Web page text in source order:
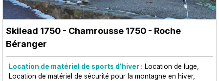
Skilead 1750 - Chamrousse 1750 - Roche
Béranger
Location de matériel de sports d'hiver : Location de luge
Location de matériel de sécurité pour la montagne en hiver